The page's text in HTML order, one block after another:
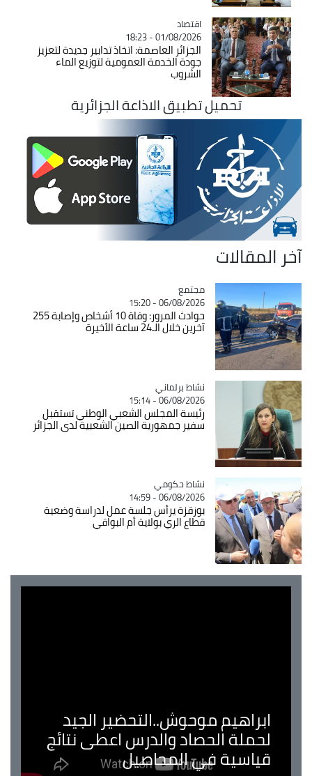
Catégorie
اقتصاد
01/08/2026 - 18:23
الجزائر العاصمة: اتخاذ تدابير جديدة لتعزيز
جودة الخدمة العمومية لتوزيع الماء
الشروب
تحميل تطبيق الاذاعة الجزائرية
آخر المقالات
Catégorie
مجتمع
06/08/2026 - 15:20
حوادث المرور: وفاة 10 أشخاص وإصابة 255
آخرين خلال الـ24 ساعة الأخيرة
Catégorie
نشاط برلماني
06/08/2026 - 15:14
رئيسة المجلس الشعبي الوطني تستقبل
سفير جمهورية الصين الشعبية لدى الجزائر
Catégorie
نشاط حكومي
06/08/2026 - 14:59
بوزقزة يرأس جلسة عمل لدراسة وضعية
قطاع الري بولاية أم البواقي
ابراهيم موحوش..التحضير الجيد
لحملة الحصاد والدرس اعطى نتائج
قياسية في المحاصيل